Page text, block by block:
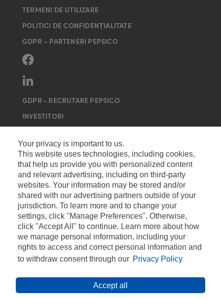
Your privacy is important to us.
This website uses technologies, including cookies,
that help us provide you with personalized content
and relevant advertising, including on third-party
websites. Your information may be stored and/or
shared with our advertising partners outside of your
jurisdiction. To learn more and to change your
settings, click "Manage Preferences". Otherwise,
click "Accept All" to continue. Learn more about how
we manage personal information, including your
rights to access and correct personal information and
to withdraw consent through our Privacy Policy
Accept all
TERMENI DE UTILIZARE
POLITICI DE CONFIDENȚIALITATE
GDPR – PARTENERI PEPSICO
GDPR - RECRUTARE PEPSICO
INVESTITORI